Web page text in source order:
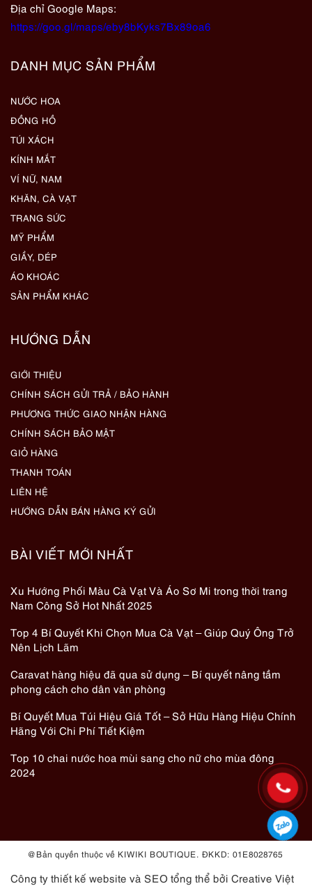
Địa chỉ Google Maps:
https://goo.gl/maps/eby8bKyks7Bx89oa6
DANH MỤC SẢN PHẨM
NƯỚC HOA
ĐỒNG HỒ
TÚI XÁCH
KÍNH MẮT
VÍ NỮ, NAM
KHĂN, CÀ VẠT
TRANG SỨC
MỸ PHẨM
GIẦY, DÉP
ÁO KHOÁC
SẢN PHẨM KHÁC
HƯỚNG DẪN
GIỚI THIỆU
CHÍNH SÁCH GỬI TRẢ / BẢO HÀNH
PHƯƠNG THỨC GIAO NHẬN HÀNG
CHÍNH SÁCH BẢO MẬT
GIỎ HÀNG
THANH TOÁN
LIÊN HỆ
HƯỚNG DẪN BÁN HÀNG KÝ GỬI
BÀI VIẾT MỚI NHẤT
Xu Hướng Phối Màu Cà Vạt Và Áo Sơ Mi trong thời trang
Nam Công Sở Hot Nhất 2025
Top 4 Bí Quyết Khi Chọn Mua Cà Vạt – Giúp Quý Ông Trở
Nên Lịch Lãm
Caravat hàng hiệu đã qua sử dụng – Bí quyết nâng tầm
phong cách cho dân văn phòng
Bí Quyết Mua Túi Hiệu Giá Tốt – Sở Hữu Hàng Hiệu Chính
Hãng Với Chi Phí Tiết Kiệm
Top 10 chai nước hoa mùi sang cho nữ cho mùa đông
2024
@ Bản quyền thuộc về KIWIKI BOUTIQUE. ĐKKD: 01E8028765
Công ty thiết kế website và SEO tổng thể bởi Creative Việt